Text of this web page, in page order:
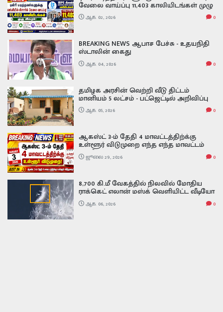
வேலை வாய்ப்பு 11,403 காலியிடங்கள் முழு
விவரம் ibps clerk exam date 2026
ஆக. 02, 2026 0
BREAKING NEWS ஆபாச பேச்சு - உதயநிதி
ஸ்டாலின் கைது
ஆக. 04, 2026 0
தமிழக அரசின் வெற்றி வீடு திட்டம்
மானியம் 5 லட்சம் - பட்ஜெட்டில் அறிவிப்பு
ஆக. 05, 2026 0
ஆகஸ்ட் 3-ம் தேதி 4 மாவட்டத்திற்க்கு
உள்ளூர் விடுமுறை எந்த எந்த மாவட்டம்
தெரியுமா
ஜூலை 29, 2026 0
8,700 கி.மீ வேகத்தில் நிலவில் மோதிய
ராக்கெட் எலான் மஸ்க் வெளியிட்ட வீடியோ
Falcon 9 Rocket Crash on Moon video
ஆக. 06, 2026 0